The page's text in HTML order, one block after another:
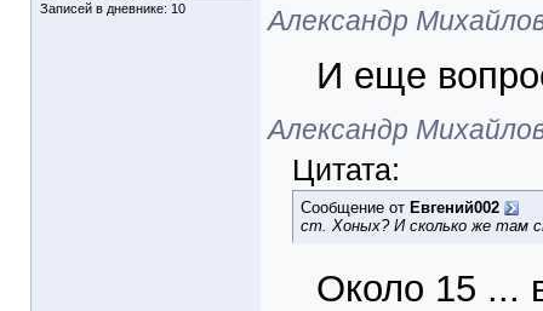
Записей в дневнике: 10 Александр
И еще
Александр
Цитата:
Сообщение от Евгений002
ст. Хоных? И сколько же там
Около 15 ...